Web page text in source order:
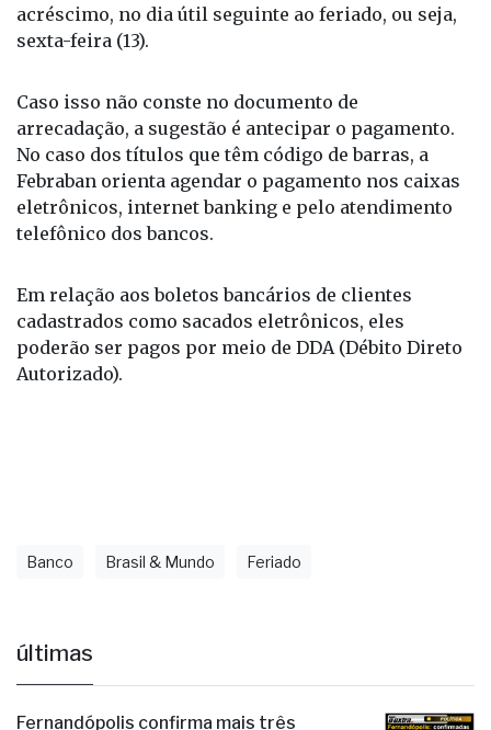
acréscimo, no dia útil seguinte ao feriado, ou seja,
sexta-feira (13).
Caso isso não conste no documento de
arrecadação, a sugestão é antecipar o pagamento.
No caso dos títulos que têm código de barras, a
Febraban orienta agendar o pagamento nos caixas
eletrônicos, internet banking e pelo atendimento
telefônico dos bancos.
Em relação aos boletos bancários de clientes
cadastrados como sacados eletrônicos, eles
poderão ser pagos por meio de DDA (Débito Direto
Autorizado).
Banco Brasil & Mundo Feriado
últimas
Fernandópolis confirma mais três